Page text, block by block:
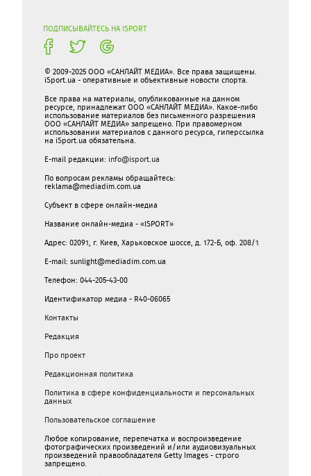
ПОДПИСЫВАЙТЕСЬ НА ISPORT
© 2009-2025 ООО «САНЛАЙТ МЕДИА». Все права защищены.
iSport.ua - оперативные и объективные новости спорта.
Все права на материалы, опубликованные на данном
ресурсе, принадлежат ООО «САНЛАЙТ МЕДИА». Какое-либо
использование материалов без письменного разрешения
ООО «САНЛАЙТ МЕДИА» запрещено. При правомерном
использовании материалов с данного ресурса, гиперссылка
на iSport.ua обязательна.
E-mail редакции: info@isport.ua
По вопросам рекламы обращайтесь:
reklama@mediadim.com.ua
Субъект в сфере онлайн-медиа
Название онлайн-медиа - «ISPORT»
Адрес: 02091, г. Киев, Харьковское шоссе, д. 172-Б, оф. 208/1
E-mail: sunlight@mediadim.com.ua
Телефон: 044-205-43-00
Идентификатор медиа - R40-06065
Контакты
Редакция
Про проект
Редакционная политика
Политика в сфере конфиденциальности и персональных
данных
Пользовательское соглашение
Любое копирование, перепечатка и воспроизведение
фотографических произведений и/или аудиовизуальных
произведений правообладателя Getty Images - строго
запрещено.